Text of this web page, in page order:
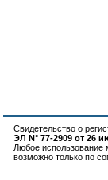
Свидетельство о
ЭЛ N° 77-2909 от 26
Любое использование
возможно только по